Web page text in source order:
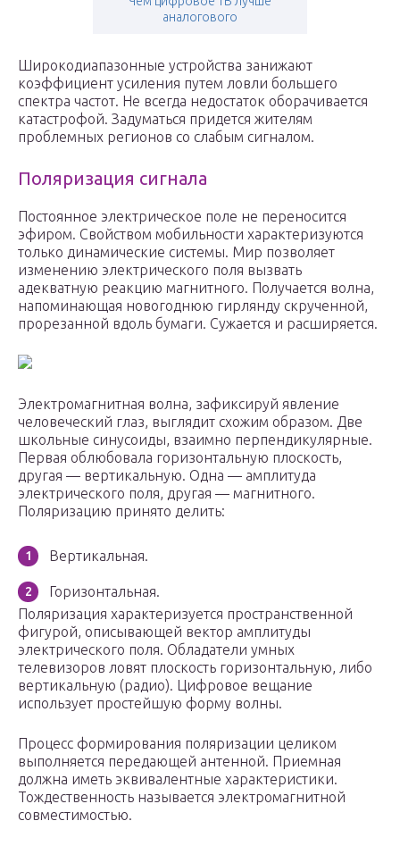
аналогового
Широкодиапазонные устройства занижают
коэффициент усиления путем ловли большего
спектра частот. Не всегда недостаток оборачивается
катастрофой. Задуматься придется жителям
проблемных регионов со слабым сигналом.
Поляризация сигнала
Постоянное электрическое поле не переносится
эфиром. Свойством мобильности характеризуются
только динамические системы. Мир позволяет
изменению электрического поля вызвать
адекватную реакцию магнитного. Получается волна,
напоминающая новогоднюю гирлянду скрученной,
прорезанной вдоль бумаги. Сужается и расширяется.
Электромагнитная волна, зафиксируй явление
человеческий глаз, выглядит схожим образом. Две
школьные синусоиды, взаимно перпендикулярные.
Первая облюбовала горизонтальную плоскость,
другая — вертикальную. Одна — амплитуда
электрического поля, другая — магнитного.
Поляризацию принято делить:
Вертикальная.
Горизонтальная.
Поляризация характеризуется пространственной
фигурой, описывающей вектор амплитуды
электрического поля. Обладатели умных
телевизоров ловят плоскость горизонтальную, либо
вертикальную (радио). Цифровое вещание
использует простейшую форму волны.
Процесс формирования поляризации целиком
выполняется передающей антенной. Приемная
должна иметь эквивалентные характеристики.
Тождественность называется электромагнитной
совместимостью.